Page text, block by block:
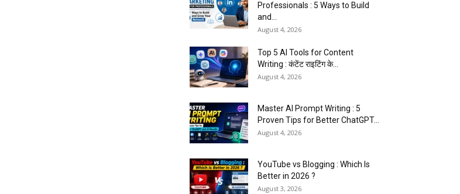
Professionals : 5 Ways to Build
and...
August 4, 2026
Top 5 AI Tools for Content
Writing : कंटेंट राइटिंग के...
August 4, 2026
Master AI Prompt Writing : 5
Proven Tips for Better ChatGPT...
August 4, 2026
YouTube vs Blogging : Which Is
Better in 2026 ?
August 3, 2026